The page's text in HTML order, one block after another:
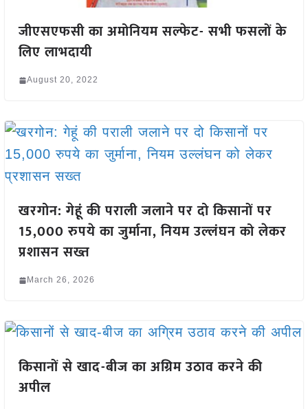
जीएसएफसी का अमोनियम सल्फेट- सभी फसलों के
लिए लाभदायी
August 20, 2022
खरगोन: गेहूं की पराली जलाने पर दो किसानों पर
15,000 रुपये का जुर्माना, नियम उल्लंघन को लेकर
प्रशासन सख्त
March 26, 2026
किसानों से खाद-बीज का अग्रिम उठाव करने की
अपील